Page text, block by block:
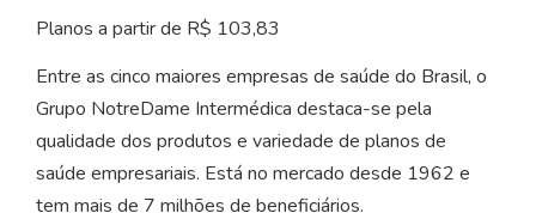
Planos a partir de R$ 103,83
Entre as cinco maiores empresas de saúde do Brasil, o
Grupo NotreDame Intermédica destaca-se pela
qualidade dos produtos e variedade de planos de
saúde empresariais. Está no mercado desde 1962 e
tem mais de 7 milhões de beneficiários.